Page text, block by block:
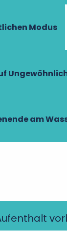
Modus
am